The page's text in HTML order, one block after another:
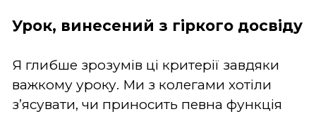
Урок, винесений з гіркого досвіду
Я глибше зрозумів ці критерії завдяки
важкому уроку. Ми з колегами хотіли
з’ясувати, чи приносить певна функція